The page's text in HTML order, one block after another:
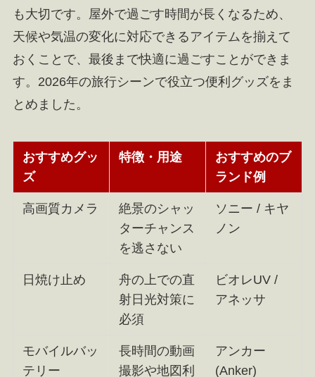
も大切です。屋外で過ごす時間が長くなるため、
天候や気温の変化に対応できるアイテムを揃えて
おくことで、最後まで快適に過ごすことができま
す。2026年の旅行シーンで役立つ便利グッズをま
とめました。
おすすめグッ
ズ
特徴・用途
おすすめのブ
ランド例
高画質カメラ
絶景のシャッ
ターチャンス
を逃さない
ソニー / キヤ
ノン
日焼け止め
舟の上での直
射日光対策に
必須
ビオレUV /
アネッサ
モバイルバッ
テリー
長時間の動画
撮影や地図利
アンカー
(Anker)